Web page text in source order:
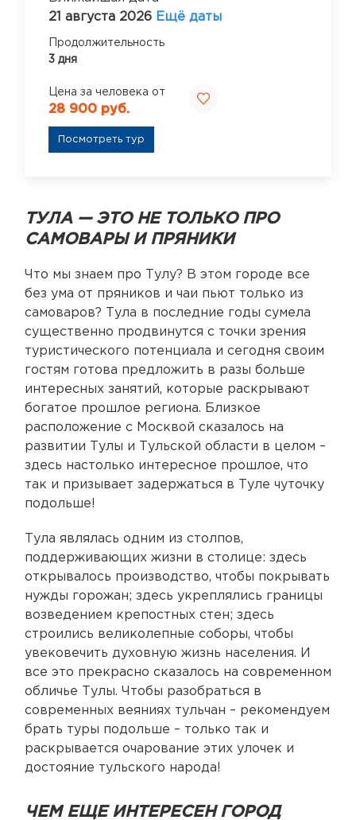
21 августа 2026 Ещё даты
Продолжительность
3 дня
Цена за человека от
28 900 руб.
Посмотреть тур
ТУЛА — ЭТО НЕ ТОЛЬКО ПРО
САМОВАРЫ И ПРЯНИКИ
Что мы знаем про Тулу? В этом городе все
без ума от пряников и чаи пьют только из
самоваров? Тула в последние годы сумела
существенно продвинутся с точки зрения
туристического потенциала и сегодня своим
гостям готова предложить в разы больше
интересных занятий, которые раскрывают
богатое прошлое региона. Близкое
расположение с Москвой сказалось на
развитии Тулы и Тульской области в целом –
здесь настолько интересное прошлое, что
так и призывает задержаться в Туле чуточку
подольше!
Тула являлась одним из столпов,
поддерживающих жизни в столице: здесь
открывалось производство, чтобы покрывать
нужды горожан; здесь укреплялись границы
возведением крепостных стен; здесь
строились великолепные соборы, чтобы
увековечить духовную жизнь населения. И
все это прекрасно сказалось на современном
обличье Тулы. Чтобы разобраться в
современных веяниях тульчан – рекомендуем
брать туры подольше – только так и
раскрывается очарование этих улочек и
достояние тульского народа!
ЧЕМ ЕЩЕ ИНТЕРЕСЕН ГОРОД